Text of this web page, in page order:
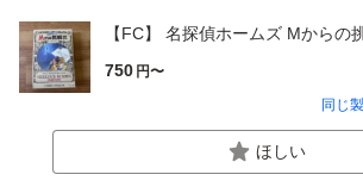
【FC】 名探偵ホームズ Mからの
750 円〜
同じ
ほしい